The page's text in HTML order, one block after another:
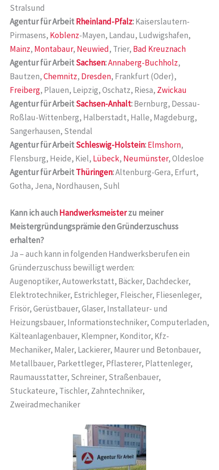
Stralsund
Agentur für ArbeitRheinland-Pfalz:Kaiserslautern-
Pirmasens, Koblenz-Mayen, Landau, Ludwigshafen,
Mainz, Montabaur, Neuwied, Trier, Bad Kreuznach
Agentur für ArbeitSachsen:Annaberg-Buchholz,
Bautzen,Chemnitz, Dresden, Frankfurt (Oder),
Freiberg, Plauen, Leipzig, Oschatz, Riesa, Zwickau
Agentur für ArbeitSachsen-Anhalt:Bernburg, Dessau-
Roßlau-Wittenberg, Halberstadt, Halle, Magdeburg,
Sangerhausen, Stendal
Agentur für ArbeitSchleswig-Holstein:Elmshorn,
Flensburg, Heide, Kiel, Lübeck, Neumünster, Oldesloe
Agentur für ArbeitThüringen:Altenburg-Gera, Erfurt,
Gotha, Jena, Nordhausen, Suhl
Kann ich auchHandwerksmeisterzu meiner
Meistergründungsprämie den Gründerzuschuss
erhalten?
Ja – auch kann in folgenden Handwerksberufen ein
Gründerzuschuss bewilligt werden:
Augenoptiker, Autowerkstatt, Bäcker, Dachdecker,
Elektrotechniker, Estrichleger, Fleischer, Fliesenleger,
Frisör, Gerüstbauer, Glaser, Installateur- und
Heizungsbauer, Informationstechniker, Computerladen,
Kälteanlagenbauer, Klempner, Konditor, Kfz-
Mechaniker, Maler, Lackierer, Maurer und Betonbauer,
Metallbauer, Parkettleger, Pflasterer, Plattenleger,
Raumausstatter, Schreiner, Straßenbauer,
Stuckateure, Tischler, Zahntechniker,
Zweiradmechaniker